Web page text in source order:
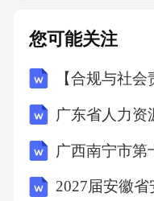
政策环境与市场需
建设“十四五”规划
实施细则》等配套
调研显示，78%的
需求，但仅28%了
您可能关注